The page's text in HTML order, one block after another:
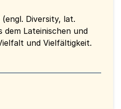
Diversity, lat.
dem Lateinischen und
und Vielfältigkeit.